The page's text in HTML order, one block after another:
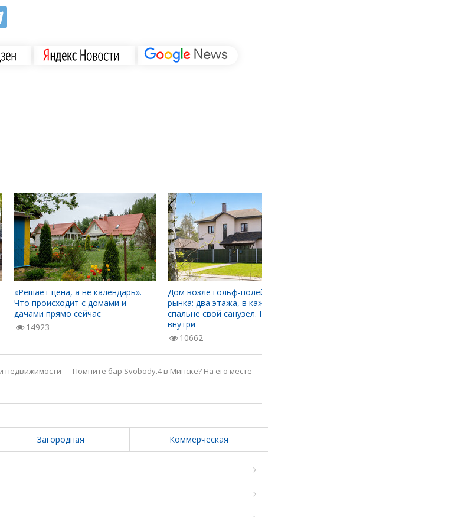
«Решает цена, а не календарь».
Что происходит с домами и
дачами прямо сейчас
14923
Дом возле гольф-полей дешевле
рынка: два этажа, в каждой
спальне свой санузел. Побывали
внутри
10662
недвижимости — Помните бар Svobody.4 в Минске? На его месте
Загородная Коммерческая